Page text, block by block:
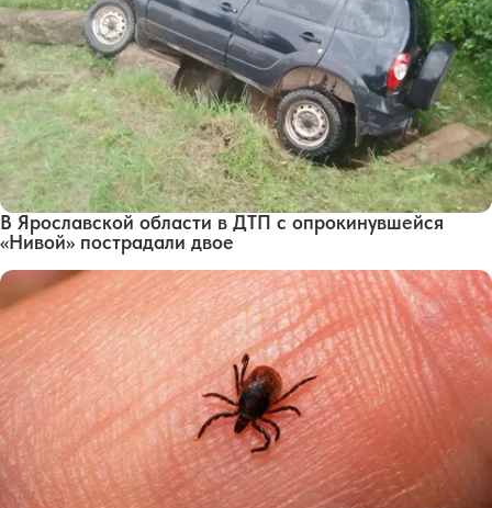
В Ярославской области в ДТП с опрокинувшейся
«Нивой» пострадали двое